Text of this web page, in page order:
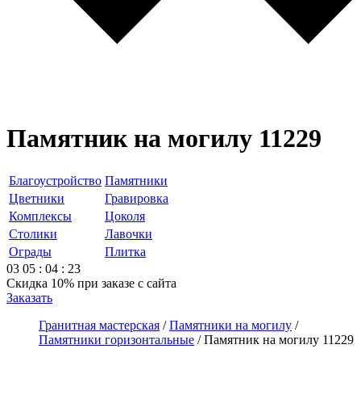
Памятник на могилу 11229
Благоустройство Памятники
Цветники
Гравировка
Комплексы
Цоколя
Столики
Лавочки
Ограды
Плитка
03 05 : 04 : 23
Скидка 10% при заказе с сайта
Заказать
Гранитная мастерская /Памятники на могилу /
Памятники горизонтальные /Памятник на могилу 11229